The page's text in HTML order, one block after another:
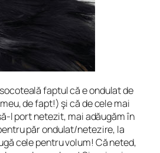
faptul că e ondulat de
de fapt!) şi că de cele mai
l port netezit, mai adăugăm în
păr ondulat/netezire, la
cele pentru volum! Că neted,